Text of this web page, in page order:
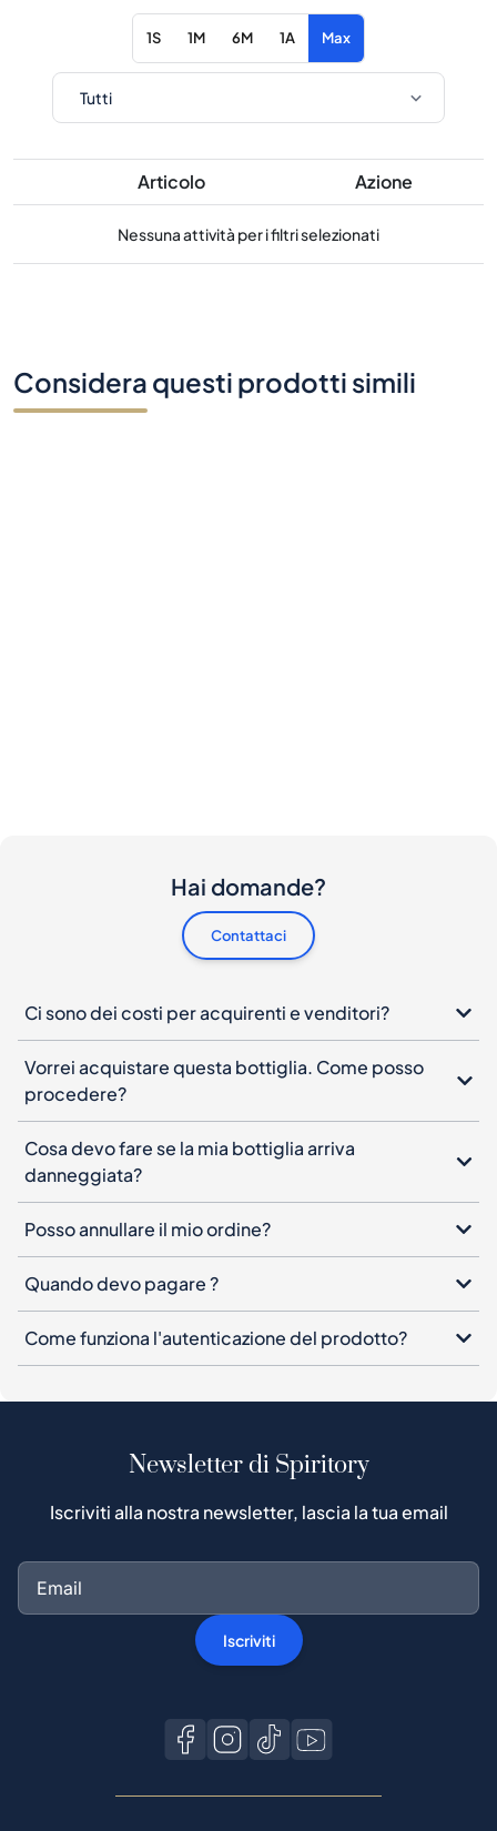
1S 1M 6M 1A Max
Articolo Azione
Nessuna attività per i filtri selezionati
Considera questi prodotti simili
Hai domande?
Contattaci
Ci sono dei costi per acquirenti e venditori?
Vorrei acquistare questa bottiglia. Come posso
procedere?
Cosa devo fare se la mia bottiglia arriva
danneggiata?
Posso annullare il mio ordine?
Quando devo pagare ?
Come funziona l'autenticazione del prodotto?
Newsletter di Spiritory
Iscriviti alla nostra newsletter, lascia la tua email
Iscriviti